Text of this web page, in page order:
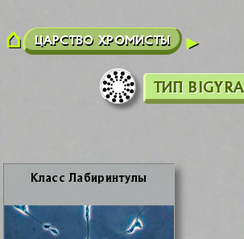
ЦАРСТВО ХРОМИСТЫ
ТИП BIGYRA
Класс Ла­би­рин­ту­лы